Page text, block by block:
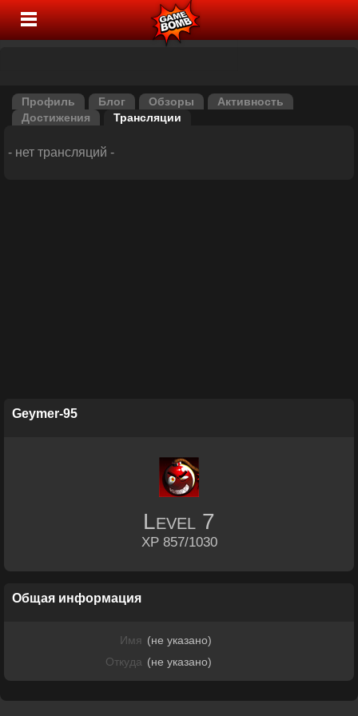
Профиль Блог Обзоры
Активность
Достижения
Трансляции
- нет трансляций -
Geymer-95
Level 7
XP 857/1030
Общая информация
Имя (не указано)
Откуда (не указано)